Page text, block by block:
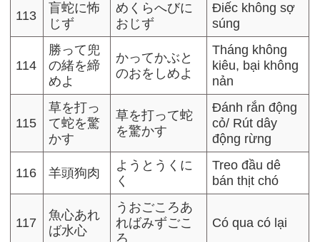
113
盲蛇に怖
じず
めくらへびに
おじず
Điếc không sợ
súng
114
勝って兜
の緒を締
めよ
かってかぶと
のおをしめよ
Tháng không
kiêu, bại không
nản
115
草を打っ
て蛇を驚
かす
草を打って蛇
を驚かす
Đánh rắn động
cỏ/ Rút dây
động rừng
116 羊頭狗肉
ようとうくに
く
Treo đầu dê
bán thịt chó
117
魚心あれ
ば水心
うおごころあ
ればみずごこ
ろ
Có qua có lại